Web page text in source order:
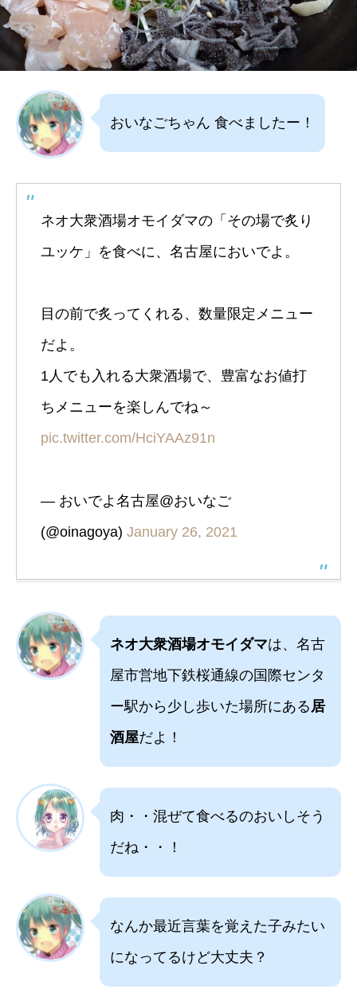
おいなごちゃん 食べましたー！
ネオ大衆酒場オモイダマの「その場で炙り
ユッケ」を食べに、名古屋においでよ。
目の前で炙ってくれる、数量限定メニュー
だよ。
1人でも入れる大衆酒場で、豊富なお値打
ちメニューを楽しんでね～
pic.twitter.com/HciYAAz91n
— おいでよ名古屋@おいなご
(@oinagoya) January 26, 2021
ネオ大衆酒場オモイダマは、名古
屋市営地下鉄桜通線の国際センタ
ー駅から少し歩いた場所にある 居
酒屋だよ！
肉・・混ぜて食べるのおいしそう
だね・・！
なんか最近言葉を覚えた子みたい
になってるけど大丈夫？